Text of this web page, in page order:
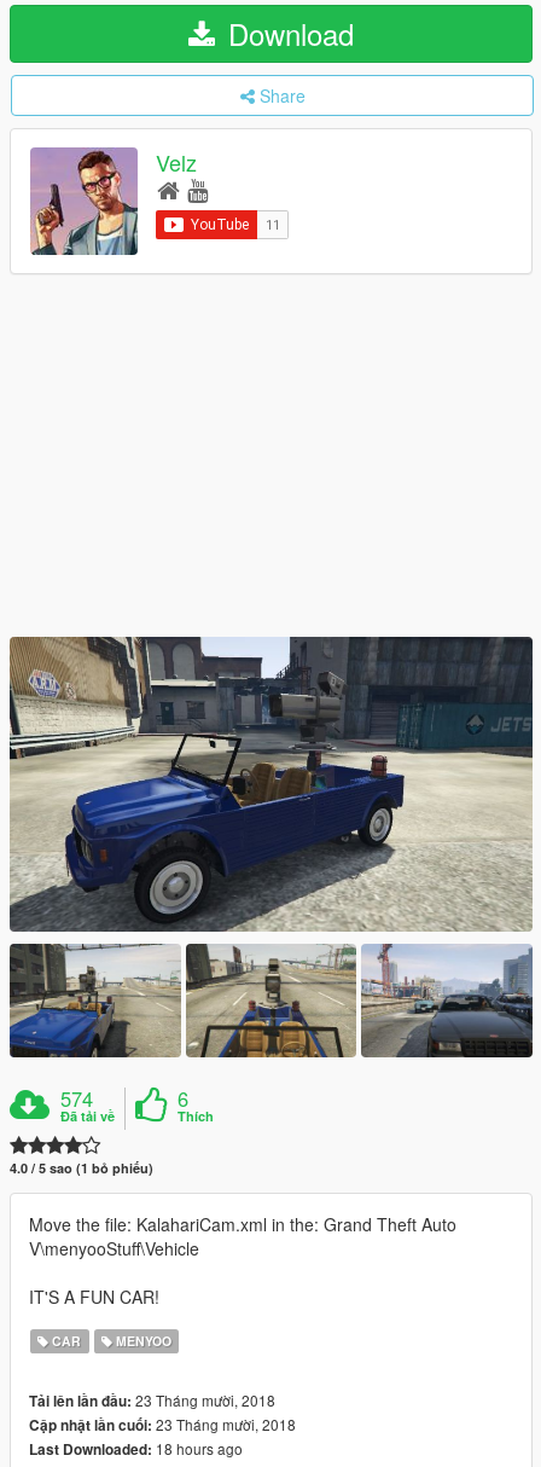
Download
Share
Velz
574
Đã tải về
6
Thích
4.0 / 5 sao (1 bỏ phiếu)
Move the file: KalahariCam.xml in the: Grand Theft Auto
V\menyooStuff\Vehicle
IT'S A FUN CAR!
CAR MENYOO
Tải lên lần đầu: 23 Tháng mười, 2018
Cập nhật lần cuối: 23 Tháng mười, 2018
Last Downloaded: 18 hours ago